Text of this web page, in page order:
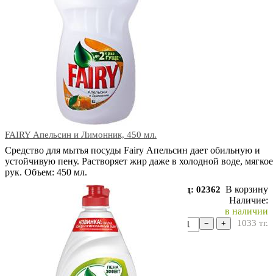
FAIRY Апельсин и Лимонник, 450 мл.
Средство для мытья посуды Fairy Апельсин дает обильную и
устойчивую пену. Растворяет жир даже в холодной воде,
рук. Объем: 450 мл.
Код: 02362 В корзину
Наличие:
в наличии
1033 тг.
− +